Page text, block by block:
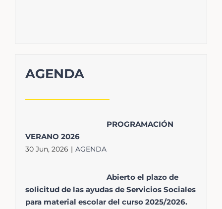
AGENDA
PROGRAMACIÓN
VERANO 2026
30 Jun, 2026 | AGENDA
Abierto el plazo de
solicitud de las ayudas de Servicios Sociales
para material escolar del curso 2025/2026.